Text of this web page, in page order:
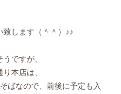
致します（＾＾）♪♪
ですが、
本店は、
ばなので、前後に予定も入